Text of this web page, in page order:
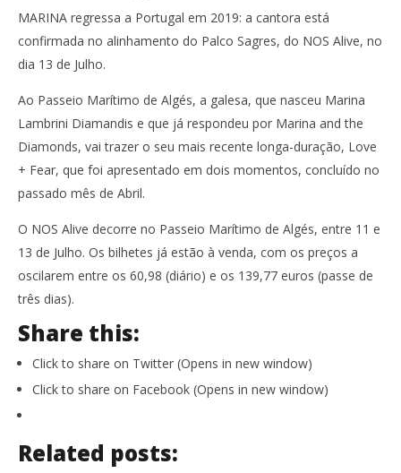
MARINA regressa a Portugal em 2019: a cantora está
confirmada no alinhamento do Palco Sagres, do NOS Alive, no
dia 13 de Julho.
Ao Passeio Marítimo de Algés, a galesa, que nasceu Marina
Lambrini Diamandis e que já respondeu por Marina and the
Diamonds, vai trazer o seu mais recente longa-duração, Love
+ Fear, que foi apresentado em dois momentos, concluído no
passado mês de Abril.
O NOS Alive decorre no Passeio Marítimo de Algés, entre 11 e
13 de Julho. Os bilhetes já estão à venda, com os preços a
oscilarem entre os 60,98 (diário) e os 139,77 euros (passe de
três dias).
Share this:
Click to share on Twitter (Opens in new window)
Click to share on Facebook (Opens in new window)
Related posts: